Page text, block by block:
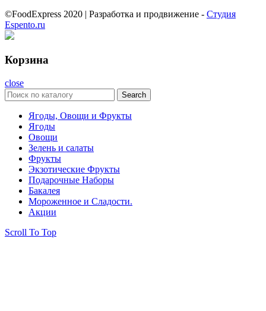
©FoodExpress 2020 | Разработка и продвижение - Студия
Espento.ru
Корзина
close
Search
Ягоды, Овощи и Фрукты
Ягоды
Овощи
Зелень и салаты
Фрукты
Экзотические Фрукты
Подарочные Наборы
Бакалея
Мороженное и Сладости.
Акции
Scroll To Top